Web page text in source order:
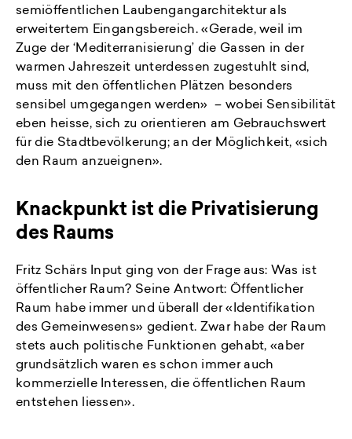
semiöffentlichen Laubengangarchitektur als
erweitertem Eingangsbereich. «Gerade, weil im
Zuge der ‘Mediterranisierung’ die Gassen in der
warmen Jahreszeit unterdessen zugestuhlt sind,
muss mit den öffentlichen Plätzen besonders
sensibel umgegangen werden» – wobei Sensibilität
eben heisse, sich zu orientieren am Gebrauchswert
für die Stadtbevölkerung; an der Möglichkeit, «sich
den Raum anzueignen».
Knackpunkt ist die Privatisierung
des Raums
Fritz Schärs Input ging von der Frage aus: Was ist
öffentlicher Raum? Seine Antwort: Öffentlicher
Raum habe immer und überall der «Identifikation
des Gemeinwesens» gedient. Zwar habe der Raum
stets auch politische Funktionen gehabt, «aber
grundsätzlich waren es schon immer auch
kommerzielle Interessen, die öffentlichen Raum
entstehen liessen».